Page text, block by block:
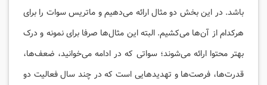
باشد. در این بخش دو مثال ارائه می‌دهیم و ماتریس سوات را برای
هرکدام از آن‌ها می‌کشیم. البته این مثال‌ها صرفا برای نمونه و درک
بهتر محتوا ارائه می‌شوند؛ سواتی که در ادامه می‌خوانید، ضعف‌ها،
قدرت‌ها، فرصت‌ها و تهدیدهایی است که در چند سال فعالیت دو